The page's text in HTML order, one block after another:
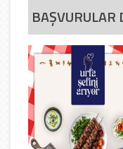
BAŞVURULAR